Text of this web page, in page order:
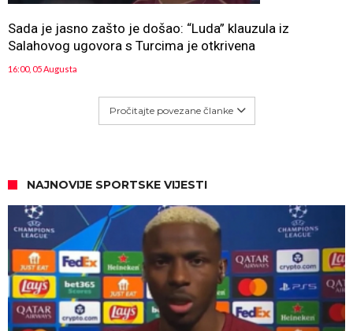
Sada je jasno zašto je došao: “Luda” klauzula iz
Salahovog ugovora s Turcima je otkrivena
16:00, 05 Augusta
Pročitajte povezane članke
NAJNOVIJE SPORTSKE VIJESTI